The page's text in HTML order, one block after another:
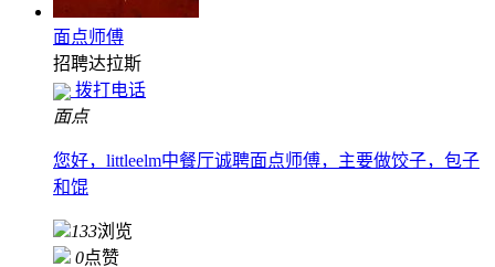
面点师傅
招聘达拉斯
拨打电话
面点
您好，littleelm中餐厅诚聘面点师傅，主要做饺子，包子
和馄
133浏览
0点赞